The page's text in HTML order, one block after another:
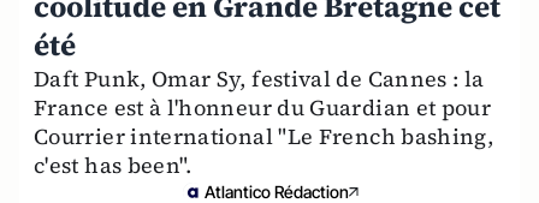
été
Daft Punk, Omar Sy, festival de Cannes : la
France est à l'honneur du Guardian et pour
Courrier international "Le French bashing,
c'est has been".
Atlantico Rédaction